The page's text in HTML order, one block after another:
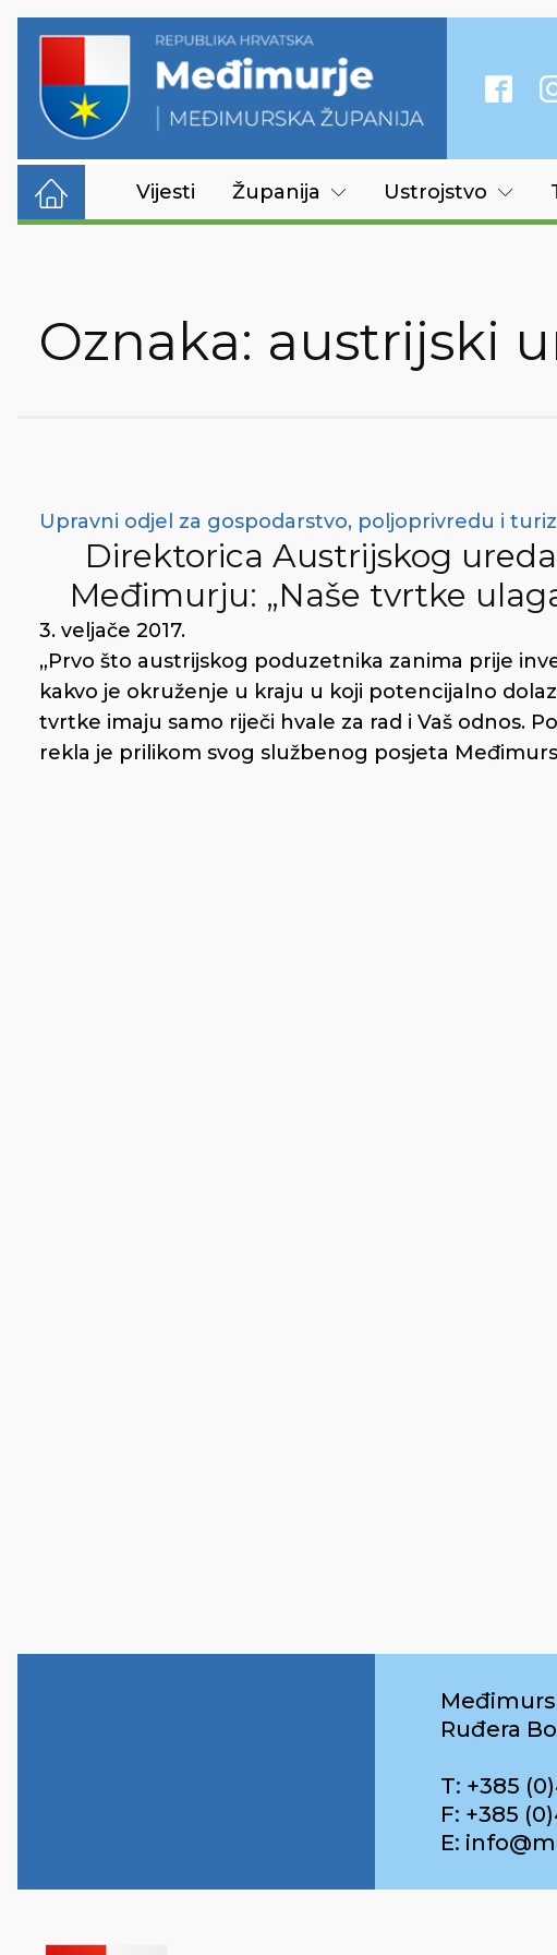
Vijesti Županija Ustrojstvo
Oznaka: austrijski
Upravni odjel za gospodarstvo, poljoprivredu i
Direktorica Austrijskog
Međimurju: „Naše tvrtke
3. veljače 2017.
„Prvo što austrijskog poduzetnika zanima prije
kakvo je okruženje u kraju u koji potencijalno
tvrtke imaju samo riječi hvale za rad i Vaš odnos.
rekla je prilikom svog službenog posjeta
Ruđera
T: +385
F: +385
E: